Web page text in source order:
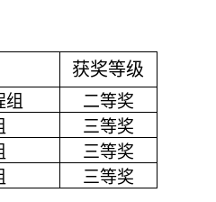
获奖等级
组
二等奖
三等奖
三等奖
三等奖